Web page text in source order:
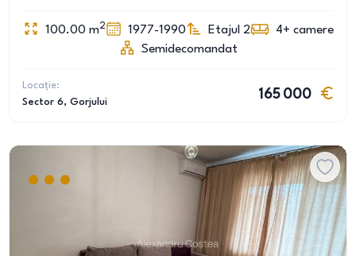
100.00 m2 1977-1990 Etajul 2 4+ camere
Semidecomandat
Locație:
Sector 6, Gorjului
165 000